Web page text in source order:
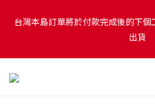
府演習期間，部分地區行動網路可
響，建議避開期間進行下單等操
台灣本島訂單將於付款完成後的下
出貨